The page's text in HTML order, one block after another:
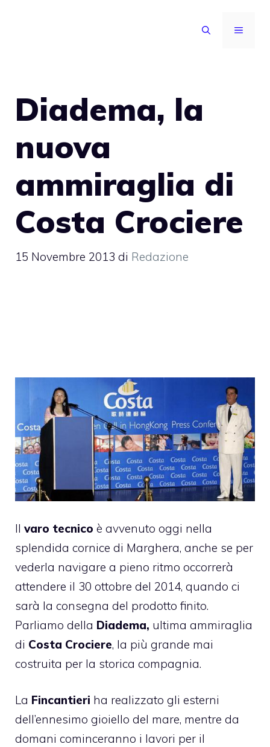
MENU
Diadema, la
nuova
ammiraglia di
Costa Crociere
15 Novembre 2013 di Redazione
Il varo tecnico è avvenuto oggi nella
splendida cornice di Marghera, anche se per
vederla navigare a pieno ritmo occorrerà
attendere il 30 ottobre del 2014, quando ci
sarà la consegna del prodotto finito.
Parliamo della Diadema, ultima ammiraglia
di Costa Crociere, la più grande mai
costruita per la storica compagnia.
La Fincantieri ha realizzato gli esterni
dell’ennesimo gioiello del mare, mentre da
domani cominceranno i lavori per il